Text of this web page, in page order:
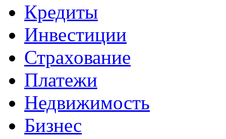
Кредиты
Инвестиции
Страхование
Платежи
Недвижимость
Бизнес